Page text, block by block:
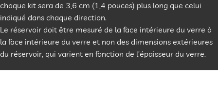
chaque kit sera de 3,6 cm (1,4 pouces) plus long que celui
indiqué dans chaque direction.
Le réservoir doit être mesuré de la face intérieure du verre à
la face intérieure du verre et non des dimensions extérieures
du réservoir, qui varient en fonction de l’épaisseur du verre.